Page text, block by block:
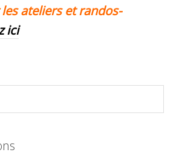
ateliers et randos-
ici